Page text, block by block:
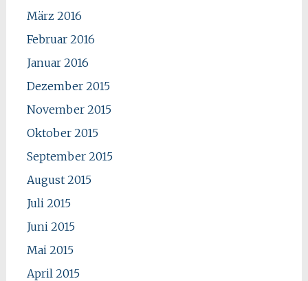
März 2016
Februar 2016
Januar 2016
Dezember 2015
November 2015
Oktober 2015
September 2015
August 2015
Juli 2015
Juni 2015
Mai 2015
April 2015